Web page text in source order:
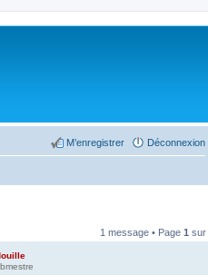
Déconnexion
M’enregistrer
1 message • Page 1 sur